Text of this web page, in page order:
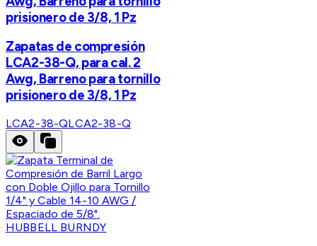
prisionero de 3/8, 1 Pz
Zapatas de compresión
LCA2-38-Q, para cal. 2
Awg, Barreno para tornillo
prisionero de 3/8, 1 Pz
LCA2-38-QLCA2-38-Q
HUBBELL BURNDY